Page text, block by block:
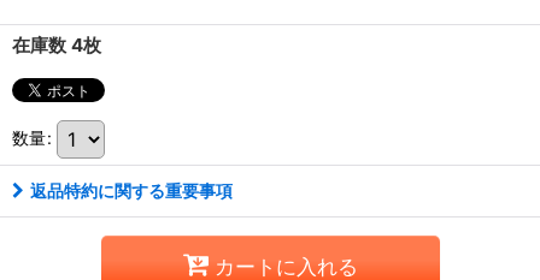
在庫数 4枚
数量:
返品特約に関する重要事項
カートに入れる